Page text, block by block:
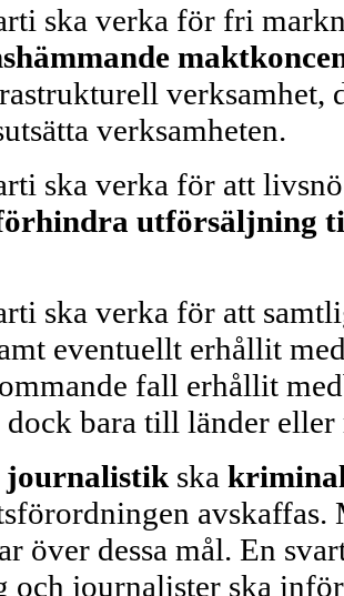
ska verka för fri
verksamhet,
verksamheten.
ska verka för att
utförsäljning
ska verka för att
eventuellt erhållit
fall erhållit
dock bara till länder
journalistik ska
avskaffas.
över dessa mål. En
och journalister ska